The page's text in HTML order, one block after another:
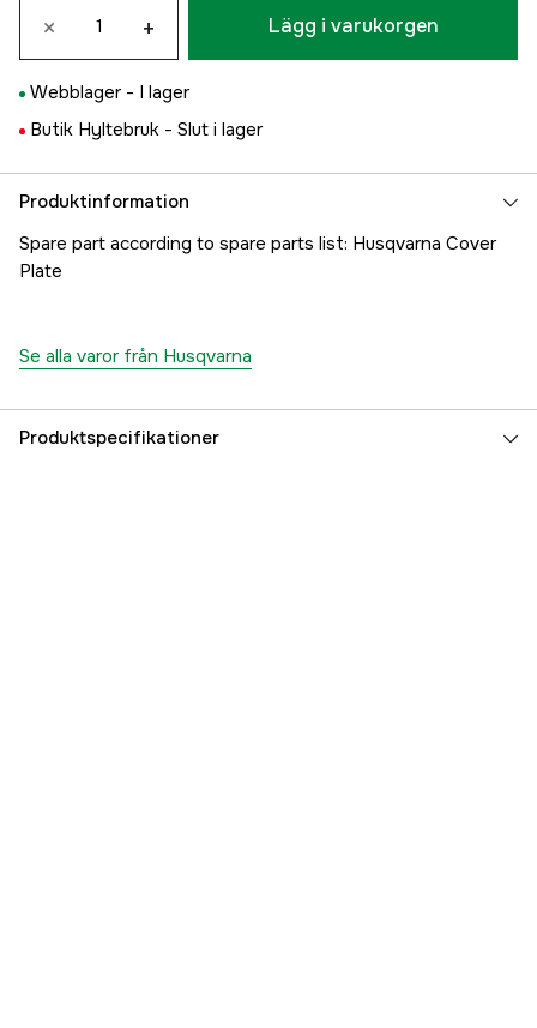
× + Lägg i varukorgen
Webblager - I lager
Butik Hyltebruk - Slut i lager
Produktinformation
Spare part according to spare parts list: Husqvarna Cover
Plate
Se alla varor från Husqvarna
Produktspecifikationer